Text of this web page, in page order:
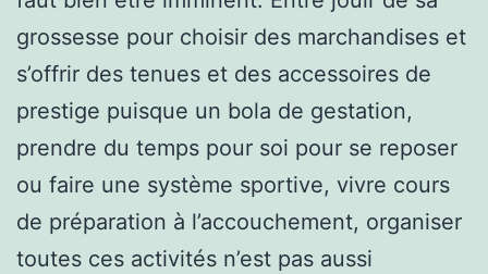
grossesse pour choisir des marchandises et
s’offrir des tenues et des accessoires de
prestige puisque un bola de gestation,
prendre du temps pour soi pour se reposer
ou faire une système sportive, vivre cours
de préparation à l’accouchement, organiser
toutes ces activités n’est pas aussi